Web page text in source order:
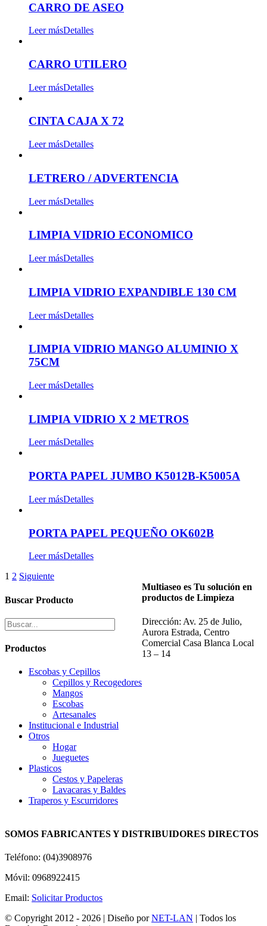
CARRO DE ASEO
Leer másDetalles
CARRO UTILERO
Leer másDetalles
CINTA CAJA X 72
Leer másDetalles
LETRERO / ADVERTENCIA
Leer másDetalles
LIMPIA VIDRIO ECONOMICO
Leer másDetalles
LIMPIA VIDRIO EXPANDIBLE 130 CM
Leer másDetalles
LIMPIA VIDRIO MANGO ALUMINIO X
75CM
Leer másDetalles
LIMPIA VIDRIO X 2 METROS
Leer másDetalles
PORTA PAPEL JUMBO K5012B-K5005A
Leer másDetalles
PORTA PAPEL PEQUEÑO OK602B
Leer másDetalles
1 2 Siguiente
Buscar Producto
Productos
Escobas y Cepillos
Cepillos y Recogedores
Mangos
Escobas
Artesanales
Institucional e Industrial
Otros
Hogar
Jueguetes
Plasticos
Cestos y Papeleras
Lavacaras y Baldes
Traperos y Escurridores
Multiaseo es Tu solución en
productos de Limpieza
Dirección: Av. 25 de Julio,
Aurora Estrada, Centro
Comercial Casa Blanca Local
13 – 14
SOMOS FABRICANTES Y DISTRIBUIDORES DIRECTOS
Teléfono: (04)3908976
Móvil: 0968922415
Email: Solicitar Productos
© Copyright 2012 - 2026 | Diseño porNET-LAN | Todos los